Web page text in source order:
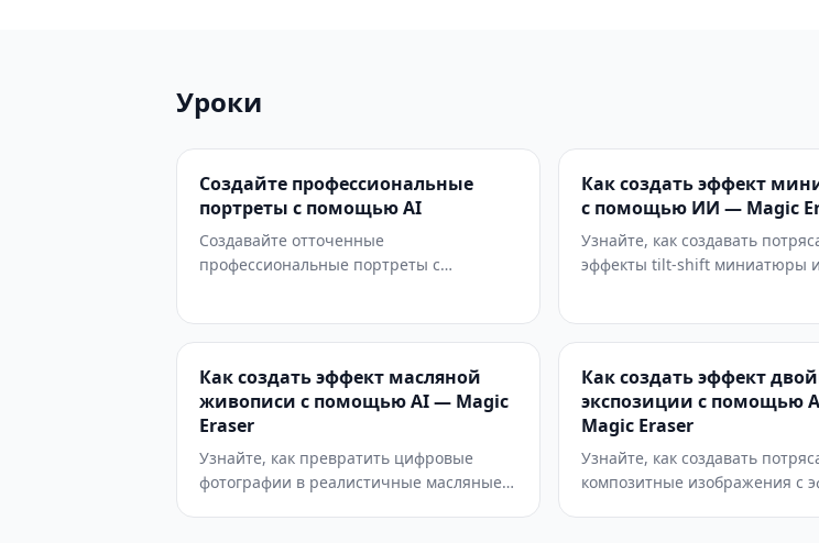
Уроки
Создайте профессиональные
портреты с помощью AI
Создавайте отточенные
профессиональные портреты с
Как создать эффект
с помощью ИИ — Magic
Узнайте, как создавать
эффекты tilt-shift миниатюры
превращают реальные сцены
крошечные модели.
Как создать эффект масляной
живописи с помощью AI — Magic
Eraser
Узнайте, как превратить цифровые
фотографии в реалистичные масляные
Как создать эффект
экспозиции с помощью
Magic Eraser
Узнайте, как создавать
композитные изображения с